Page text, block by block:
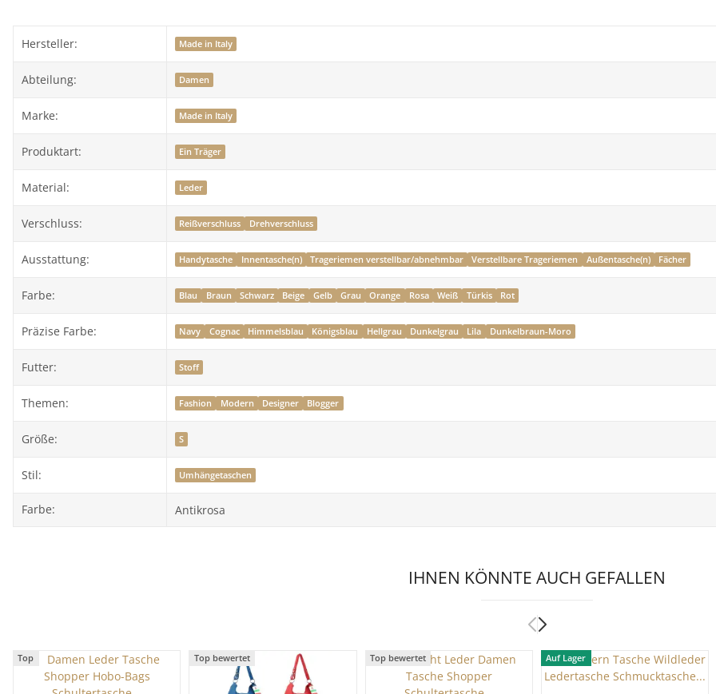
Hersteller: Made in Italy
Abteilung: Damen
Marke: Made in Italy
Produktart: Ein Träger
Material: Leder
Verschluss: Reißverschluss Drehverschluss
Ausstattung: Handytasche Innentasche(n) Trageriemen verstellbar/abnehmbar Verstellbare Trageriemen Außentasche(n) Fächer
Farbe: Blau Braun Schwarz Beige Gelb Grau Orange Rosa Weiß Türkis Rot
Präzise Farbe: Navy Cognac Himmelsblau Königsblau Hellgrau Dunkelgrau Lila Dunkelbraun-Moro
Futter: Stoff
Themen: Fashion Modern Designer Blogger
Größe: S
Stil: Umhängetaschen
Farbe: Antikrosa
IHNEN KÖNNTE AUCH GEFALLEN
Top Top bewertet Top bewertet Auf Lager